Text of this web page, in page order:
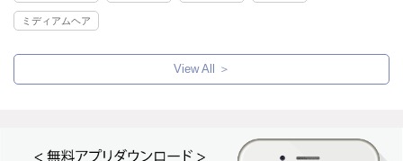
ミディアムヘア
View All ＞